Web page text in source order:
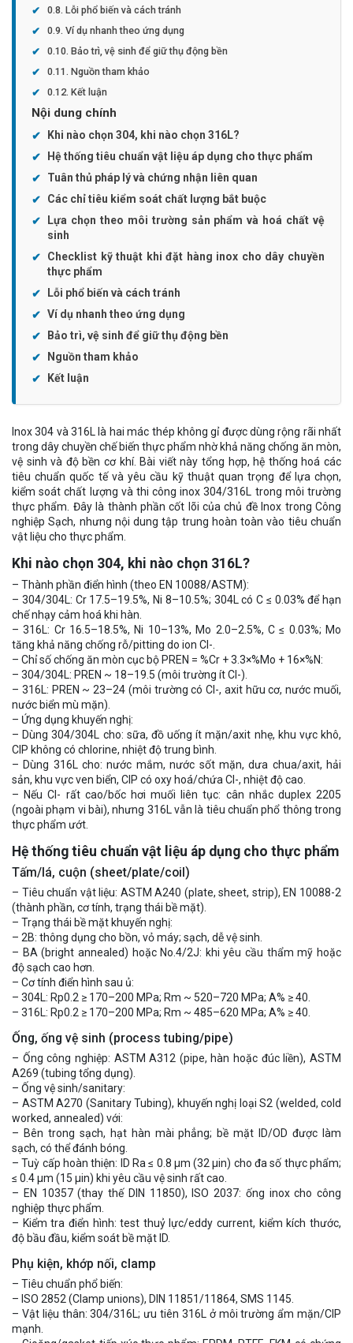
Lỗi phổ biến và cách tránh
Ví dụ nhanh theo ứng dụng
Bảo trì, vệ sinh để giữ thụ động bền
Nguồn tham khảo
Kết luận
Nội dung chính
Khi nào chọn 304, khi nào chọn 316L?
Hệ thống tiêu chuẩn vật liệu áp dụng cho thực phẩm
Tuân thủ pháp lý và chứng nhận liên quan
Các chỉ tiêu kiểm soát chất lượng bắt buộc
Lựa chọn theo môi trường sản phẩm và hoá chất vệ
sinh
Checklist kỹ thuật khi đặt hàng inox cho dây chuyền
thực phẩm
Lỗi phổ biến và cách tránh
Ví dụ nhanh theo ứng dụng
Bảo trì, vệ sinh để giữ thụ động bền
Nguồn tham khảo
Kết luận
Inox 304 và 316L là hai mác thép không gỉ được dùng rộng rãi nhất
trong dây chuyền chế biến thực phẩm nhờ khả năng chống ăn mòn,
vệ sinh và độ bền cơ khí. Bài viết này tổng hợp, hệ thống hoá các
tiêu chuẩn quốc tế và yêu cầu kỹ thuật quan trọng để lựa chọn,
kiểm soát chất lượng và thi công inox 304/316L trong môi trường
thực phẩm. Đây là thành phần cốt lõi của chủ đề Inox trong Công
nghiệp Sạch, nhưng nội dung tập trung hoàn toàn vào tiêu chuẩn
vật liệu cho thực phẩm.
Khi nào chọn 304, khi nào chọn 316L?
– Thành phần điển hình (theo EN 10088/ASTM):
– 304/304L: Cr 17.5–19.5%, Ni 8–10.5%; 304L có C ≤ 0.03% để hạn
chế nhạy cảm hoá khi hàn.
– 316L: Cr 16.5–18.5%, Ni 10–13%, Mo 2.0–2.5%, C ≤ 0.03%; Mo
tăng khả năng chống rỗ/pitting do ion Cl-.
– Chỉ số chống ăn mòn cục bộ PREN = %Cr + 3.3×%Mo + 16×%N:
– 304/304L: PREN ~ 18–19.5 (môi trường ít Cl-).
– 316L: PREN ~ 23–24 (môi trường có Cl-, axit hữu cơ, nước muối,
nước biển mù mặn).
– Ứng dụng khuyến nghị:
– Dùng 304/304L cho: sữa, đồ uống ít mặn/axit nhẹ, khu vực khô,
CIP không có chlorine, nhiệt độ trung bình.
– Dùng 316L cho: nước mắm, nước sốt mặn, dưa chua/axit, hải
sản, khu vực ven biển, CIP có oxy hoá/chứa Cl-, nhiệt độ cao.
– Nếu Cl- rất cao/bốc hơi muối liên tục: cân nhắc duplex 2205
(ngoài phạm vi bài), nhưng 316L vẫn là tiêu chuẩn phổ thông trong
thực phẩm ướt.
Hệ thống tiêu chuẩn vật liệu áp dụng cho thực phẩm
Tấm/lá, cuộn (sheet/plate/coil)
– Tiêu chuẩn vật liệu: ASTM A240 (plate, sheet, strip), EN 10088-2
(thành phần, cơ tính, trạng thái bề mặt).
– Trạng thái bề mặt khuyến nghị:
– 2B: thông dụng cho bồn, vỏ máy; sạch, dễ vệ sinh.
– BA (bright annealed) hoặc No.4/2J: khi yêu cầu thẩm mỹ hoặc
độ sạch cao hơn.
– Cơ tính điển hình sau ủ:
– 304L: Rp0.2 ≥ 170–200 MPa; Rm ~ 520–720 MPa; A% ≥ 40.
– 316L: Rp0.2 ≥ 170–200 MPa; Rm ~ 485–620 MPa; A% ≥ 40.
Ống, ống vệ sinh (process tubing/pipe)
– Ống công nghiệp: ASTM A312 (pipe, hàn hoặc đúc liền), ASTM
A269 (tubing tổng dụng).
– Ống vệ sinh/sanitary:
– ASTM A270 (Sanitary Tubing), khuyến nghị loại S2 (welded, cold
worked, annealed) với:
– Bên trong sạch, hạt hàn mài phẳng; bề mặt ID/OD được làm
sạch, có thể đánh bóng.
– Tuỳ cấp hoàn thiện: ID Ra ≤ 0.8 µm (32 µin) cho đa số thực phẩm;
≤ 0.4 µm (15 µin) khi yêu cầu vệ sinh rất cao.
– EN 10357 (thay thế DIN 11850), ISO 2037: ống inox cho công
nghiệp thực phẩm.
– Kiểm tra điển hình: test thuỷ lực/eddy current, kiểm kích thước,
độ bầu đầu, kiểm soát bề mặt ID.
Phụ kiện, khớp nối, clamp
– Tiêu chuẩn phổ biến:
– ISO 2852 (Clamp unions), DIN 11851/11864, SMS 1145.
– Vật liệu thân: 304/316L; ưu tiên 316L ở môi trường ẩm mặn/CIP
mạnh.